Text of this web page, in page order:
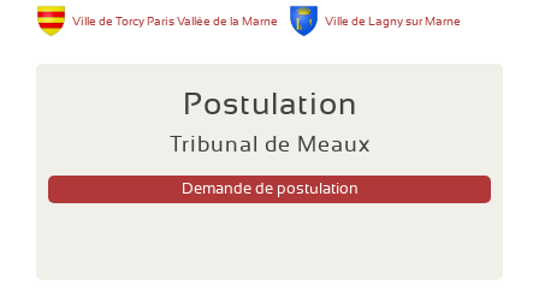
Ville de Torcy Paris Vallée de la Marne Ville de Lagny sur Marne
Postulation
Tribunal de Meaux
Demande de postulation